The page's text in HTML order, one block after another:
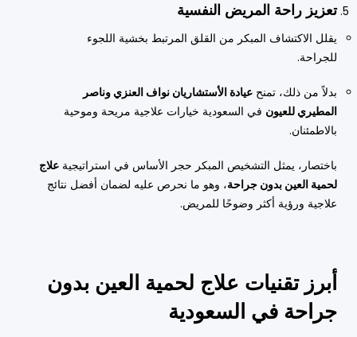
تعزيز راحة المريض النفسية
يقلل الاكتشاف المبكر من القلق المرتبط بخشية اللجوء
للجراحة.
بدلاً من ذلك، تمنح عيادة الأستشاريان نواف العنزي وناصر
المطيري للعيون في السعودية خيارات علاجية مريحة وموحية
بالاطمئنان.
باختصار، يمثل التشخيص المبكر حجر الأساس في استراتيجية علاج
لحمية العين بدون جراحة، وهو ما نحرص عليه لضمان أفضل نتائج
علاجية ورؤية أكثر وضوحًا للمريض.
أبرز تقنيات علاج لحمية العين بدون
جراحة في السعودية